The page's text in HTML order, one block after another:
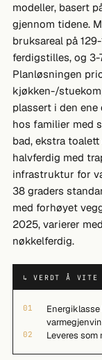
modeller, basert
gjennom tidene.
bruksareal på
ferdigstilles, og 3-
Planløsningen
kjøkken-/
plassert i den
hos familier med
bad, ekstra
halvferdig med
infrastruktur for
38 graders
med forhøyet
2025, varierer
nøkkelferdig.
↳ VERDT Å VITE
01
02 Leveres som